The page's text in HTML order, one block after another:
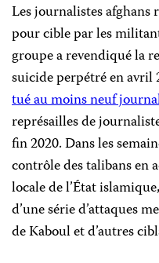
Les journalistes afghans
pour cible par les
groupe a revendiqué la
suicide perpétré en avril
tué au moins neuf
représailles de
fin 2020. Dans les
contrôle des talibans en
locale de l’État islamique,
d’une série d’attaques
de Kaboul et d’autres